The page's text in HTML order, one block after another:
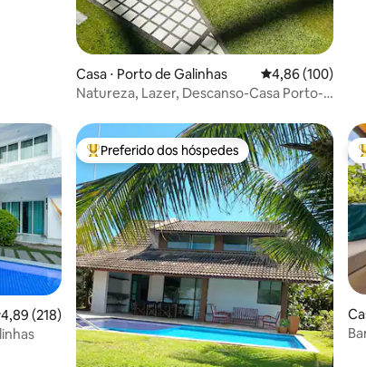
Casa ⋅ Porto de Galinhas 4,86 de uma
4,86 (100)
Natureza, Lazer, Descanso-Casa Porto-
de uma avaliação média de 5, 218 avaliações
4,89 (218)
Entre os melhores preferidos dos hóspedes
Preferido dos hóspedes